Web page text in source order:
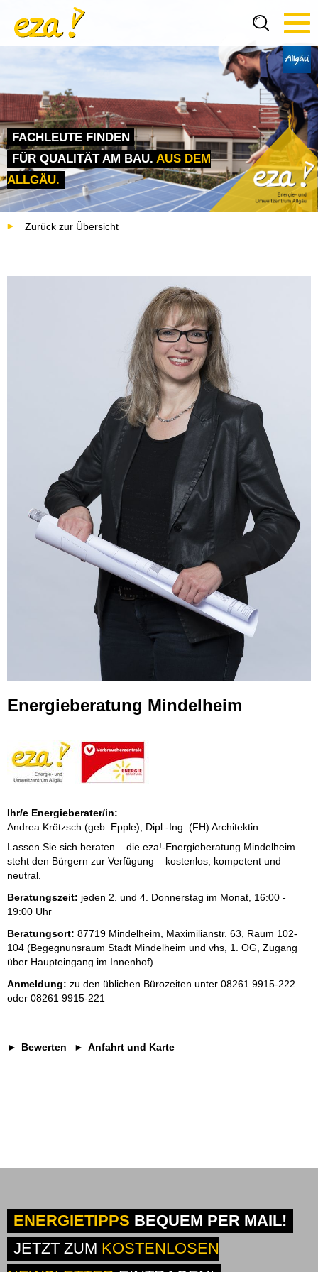
FACHLEUTE FINDEN
FÜR QUALITÄT AM BAU. AUS DEM
ALLGÄU.
Zurück zur Übersicht
Energieberatung Mindelheim
Ihr/e Energieberater/in:
Andrea Krötzsch (geb. Epple), Dipl.-Ing. (FH) Architektin
Lassen Sie sich beraten – die eza!-Energieberatung Mindelheim
steht den Bürgern zur Verfügung – kostenlos, kompetent und
neutral.
Beratungszeit: jeden 2. und 4. Donnerstag im Monat, 16:00 -
19:00 Uhr
Beratungsort: 87719 Mindelheim, Maximilianstr. 63, Raum 102-
104 (Begegnunsraum Stadt Mindelheim und vhs, 1. OG, Zugang
über Haupteingang im Innenhof)
Anmeldung: zu den üblichen Bürozeiten unter 08261 9915-222
oder 08261 9915-221
Bewerten Anfahrt und Karte
ENERGIETIPPS BEQUEM PER MAIL!
JETZT ZUM KOSTENLOSEN